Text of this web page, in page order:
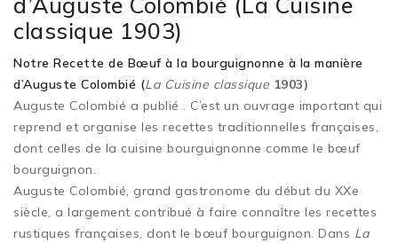
classique 1903)
Notre Recette de Bœuf à la bourguignonne à la manière
d’Auguste Colombié (La Cuisine classique 1903)
Auguste Colombié a publié . C’est un ouvrage important qui
reprend et organise les recettes traditionnelles françaises,
dont celles de la cuisine bourguignonne comme le bœuf
bourguignon.
Auguste Colombié, grand gastronome du début du XXe
siècle, a largement contribué à faire connaître les recettes
rustiques françaises, dont le bœuf bourguignon. Dans La